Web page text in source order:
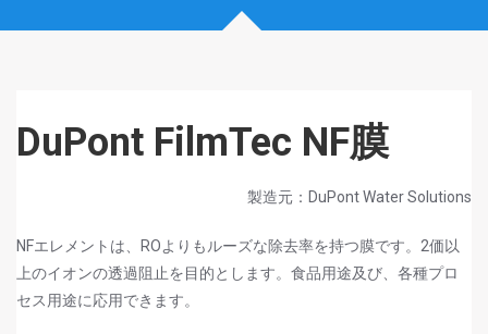
DuPont FilmTec NF膜
製造元：DuPont Water Solutions
NFエレメントは、ROよりもルーズな除去率を持つ膜です。2価以
上のイオンの透過阻止を目的とします。食品用途及び、各種プロ
セス用途に応用できます。